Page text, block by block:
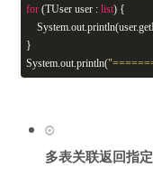
for(TUser user : list) {
}
System.out.println(
多表关联返回指